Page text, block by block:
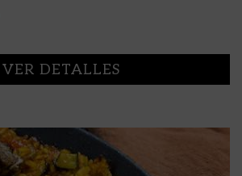
VER DETALLES